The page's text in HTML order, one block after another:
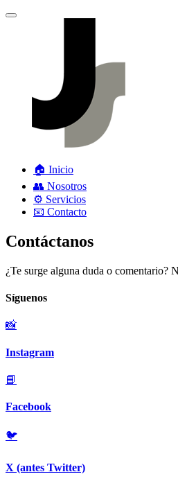
🏠 Inicio
👥 Nosotros
⚙️ Servicios
📧 Contacto
Contáctanos
¿Te surge alguna duda o comentario?
Síguenos
📸
Instagram
📘
Facebook
🐦
X (antes Twitter)